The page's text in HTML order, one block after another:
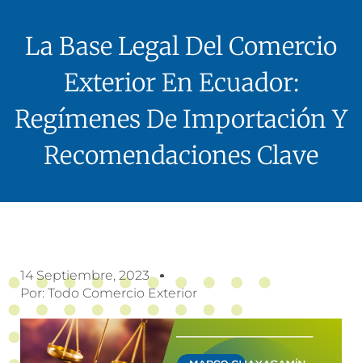
La Base Legal Del Comercio
Exterior En Ecuador:
Regímenes De Importación Y
Recomendaciones Clave
14 Septiembre, 2023
Por:Todo Comercio Exterior